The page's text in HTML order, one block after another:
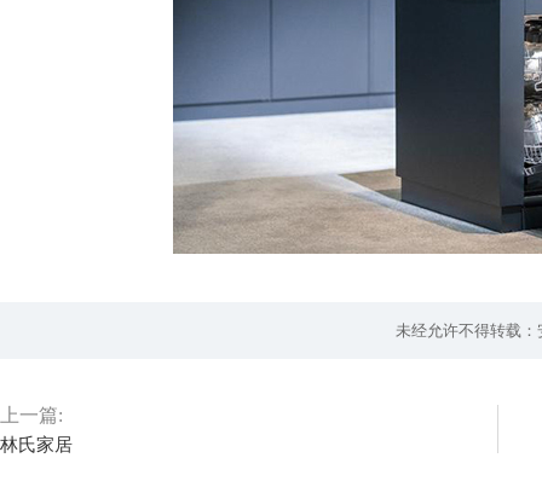
未经允许不得转载：
上一篇:
林氏家居